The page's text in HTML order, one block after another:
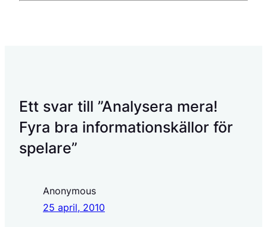
Ett svar till ”Analysera mera!
Fyra bra informationskällor för
spelare”
Anonymous
25 april, 2010